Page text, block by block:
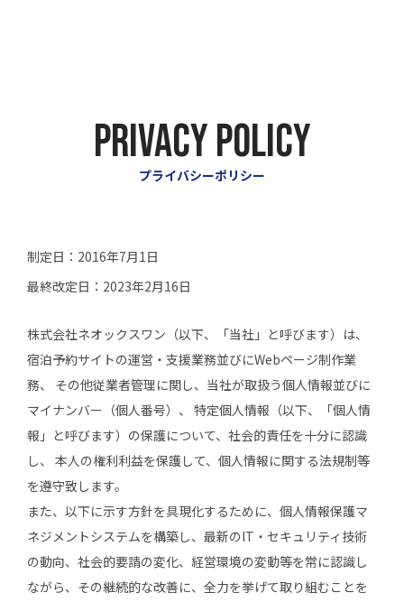
PRIVACY POLICY
プライバシーポリシー
制定日：2016年7月1日
最終改定日：2023年2月16日
株式会社ネオックスワン（以下、「当社」と呼びます）は、
宿泊予約サイトの運営・支援業務並びにWebページ制作業
務、 その他従業者管理に関し、当社が取扱う個人情報並びに
マイナンバー（個人番号）、 特定個人情報（以下、「個人情
報」と呼びます）の保護について、社会的責任を十分に認識
し、 本人の権利利益を保護して、個人情報に関する法規制等
を遵守致します。
また、以下に示す方針を具現化するために、個人情報保護マ
ネジメントシステムを構築し、最新のIT・セキュリティ技術
の動向、社会的要請の変化、経営環境の変動等を常に認識し
ながら、その継続的な改善に、全力を挙げて取り組むことを